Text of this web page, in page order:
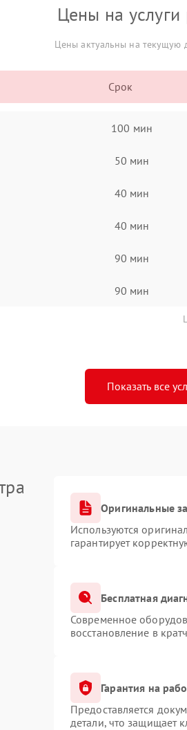
Цены на услуги
Цены актуальны на текущую
Срок
100 мин
50 мин
40 мин
40 мин
90 мин
90 мин
Показать все
Оригинальные
Используются
гарантирует
Бесплатная
Современное
восстановление в
Гарантия на
Предоставляется
детали, что защищает